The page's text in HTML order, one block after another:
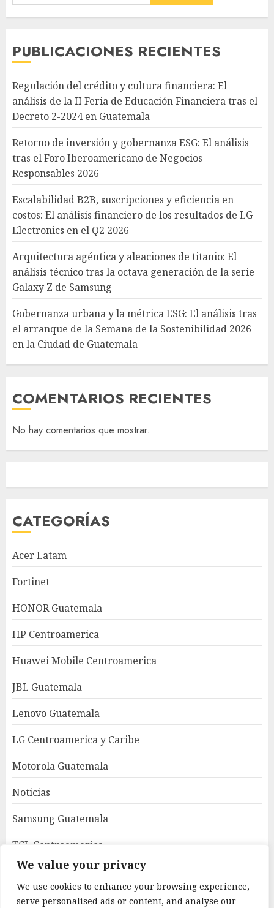
We value your privacy
We use cookies to enhance your browsing experience,
serve personalised ads or content, and analyse our
PUBLICACIONES RECIENTES
Regulación del crédito y cultura financiera: El
análisis de la II Feria de Educación Financiera tras el
Decreto 2-2024 en Guatemala
Retorno de inversión y gobernanza ESG: El análisis
tras el Foro Iberoamericano de Negocios
Responsables 2026
Escalabilidad B2B, suscripciones y eficiencia en
costos: El análisis financiero de los resultados de LG
Electronics en el Q2 2026
Arquitectura agéntica y aleaciones de titanio: El
análisis técnico tras la octava generación de la serie
Galaxy Z de Samsung
Gobernanza urbana y la métrica ESG: El análisis tras
el arranque de la Semana de la Sostenibilidad 2026
en la Ciudad de Guatemala
COMENTARIOS RECIENTES
No hay comentarios que mostrar.
CATEGORÍAS
Acer Latam
Fortinet
HONOR Guatemala
HP Centroamerica
Huawei Mobile Centroamerica
JBL Guatemala
Lenovo Guatemala
LG Centroamerica y Caribe
Motorola Guatemala
Noticias
Samsung Guatemala
TCL Centroamerica
Uncategorized
World Latam